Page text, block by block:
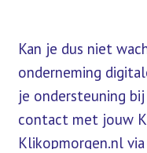
Kan je dus niet
onderneming
je ondersteuning
contact met jouw
Klikopmorgen.nl